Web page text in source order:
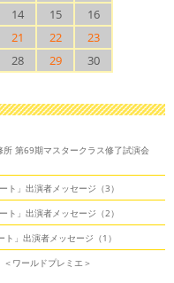
14 15
16
21 22
23
28 29 30
第69期マスタークラス修了試演会
」出演者メッセージ（3）
」出演者メッセージ（2）
」出演者メッセージ（1）
ワールドプレミエ＞